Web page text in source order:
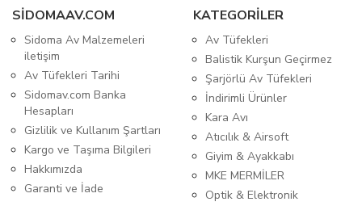
SIDOMAAV.COM
Sidoma Av Malzemeleri
iletişim
Av Tüfekleri Tarihi
Sidomav.com Banka
Hesapları
Gizlilik ve Kullanım Şartları
Kargo ve Taşıma Bilgileri
Hakkımızda
Garanti ve İade
KATEGORİLER
Av Tüfekleri
Balistik Kurşun Geçirmez
Şarjörlü Av Tüfekleri
İndirimli Ürünler
Kara Avı
Atıcılık & Airsoft
Giyim & Ayakkabı
MKE MERMİLER
Optik & Elektronik